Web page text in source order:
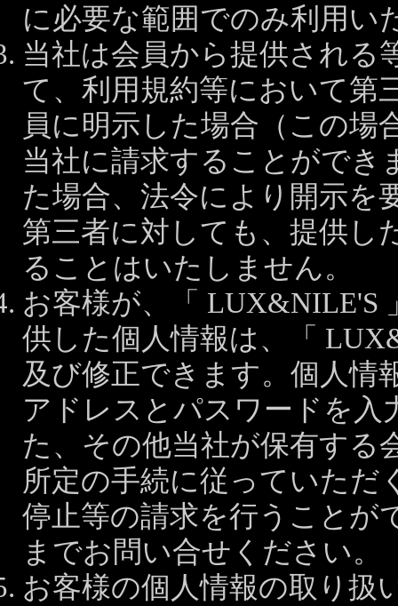
に必要な範囲でのみ利用い
当社は会員から提供される
て、利用規約等において第
員に明示した場合（この場
当社に請求することができ
た場合、法令により開示を
第三者に対しても、提供し
ることはいたしません。
お客様が、「 LUX&NILE'S
供した個人情報は、「
及び修正できます。個人情
アドレスとパスワードを
た、その他当社が保有する
所定の手続に従っていただ
停止等の請求を行うことが
までお問い合せください。
お客様の個人情報の取り扱